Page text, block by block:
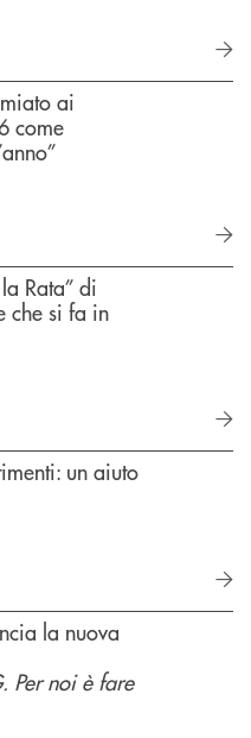
ai
come
Rata” di
che si fa in
un aiuto
la nuova
Per noi è fare